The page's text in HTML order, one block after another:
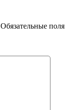
Обязательные поля